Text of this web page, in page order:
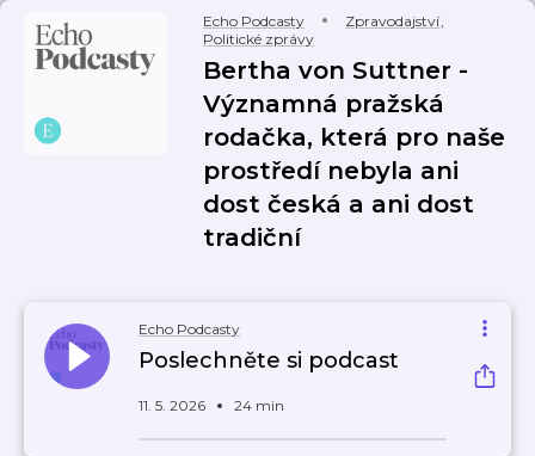
Echo Podcasty Zpravodajství,
Politické zprávy
Bertha von Suttner -
Významná pražská
rodačka, která pro naše
prostředí nebyla ani
dost česká a ani dost
tradiční
Echo Podcasty
Poslechněte si podcast
11. 5. 2026 24 min